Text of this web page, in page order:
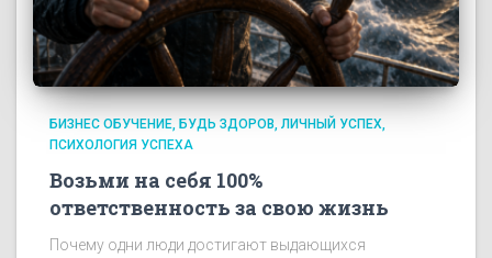
БИЗНЕС ОБУЧЕНИЕ БУДЬ ЗДОРОВ ЛИЧНЫЙ УСПЕХ
ПСИХОЛОГИЯ УСПЕХА
Возьми на себя 100%
ответственность за свою жизнь
Почему одни люди достигают выдающихся